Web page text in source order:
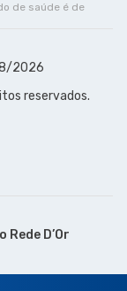
de saúde é de
2026
reservados.
Rede D’Or